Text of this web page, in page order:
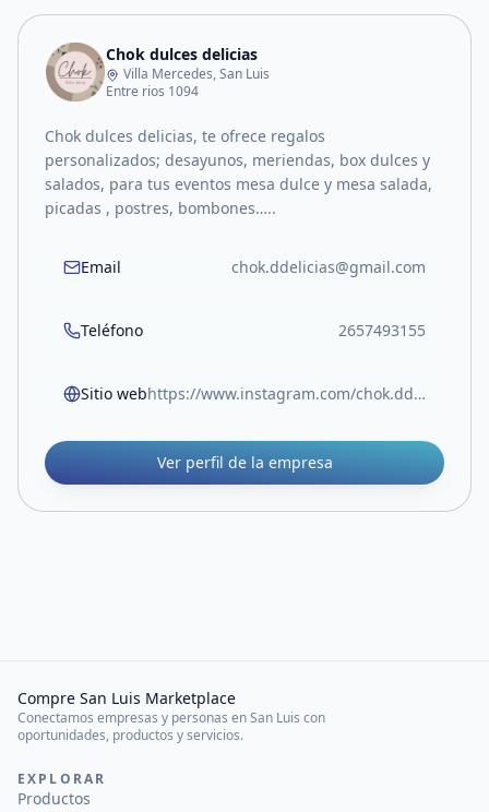
Chok dulces delicias
Villa Mercedes, San Luis
Entre rios 1094
Chok dulces delicias, te ofrece regalos
personalizados; desayunos, meriendas, box dulces y
salados, para tus eventos mesa dulce y mesa salada,
picadas , postres, bombones…..
Email chok.ddelicias@gmail.com
Teléfono 2657493155
Sitio web https://www.instagram.com/chok.ddelicias?igsh=MTlia3l2NnZkdHdiMQ==
Ver perfil de la empresa
Compre San Luis Marketplace
Conectamos empresas y personas en San Luis con
oportunidades, productos y servicios.
EXPLORAR
Productos